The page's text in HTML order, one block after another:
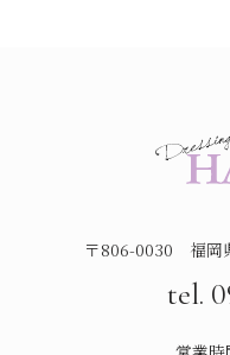
〒806-0030 福岡
tel.